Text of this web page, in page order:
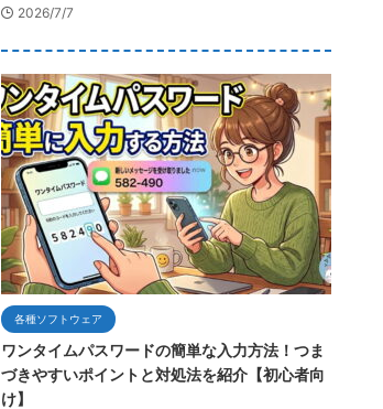
2026/7/7
各種ソフトウェア
ワンタイムパスワードの簡単な入力方法！つま
づきやすいポイントと対処法を紹介【初心者向
け】